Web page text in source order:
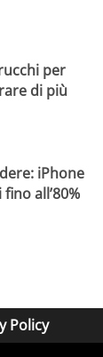
per
di più
iPhone
all’80%
Policy